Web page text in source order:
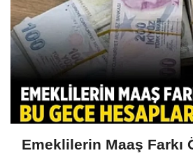
Emeklilerin Maaş Farkı